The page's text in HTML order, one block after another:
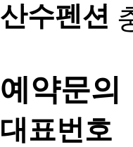
산수펜션
예약문의
대표번호